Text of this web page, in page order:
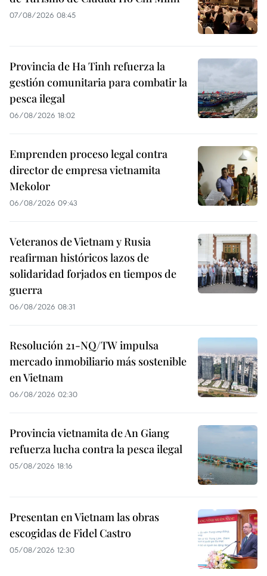
07/08/2026 08:45
Provincia de Ha Tinh refuerza la
gestión comunitaria para combatir la
pesca ilegal
06/08/2026 18:02
Emprenden proceso legal contra
director de empresa vietnamita
Mekolor
06/08/2026 09:43
Veteranos de Vietnam y Rusia
reafirman históricos lazos de
solidaridad forjados en tiempos de
guerra
06/08/2026 08:31
Resolución 21-NQ/TW impulsa
mercado inmobiliario más sostenible
en Vietnam
06/08/2026 02:30
Provincia vietnamita de An Giang
refuerza lucha contra la pesca ilegal
05/08/2026 18:16
Presentan en Vietnam las obras
escogidas de Fidel Castro
05/08/2026 12:30